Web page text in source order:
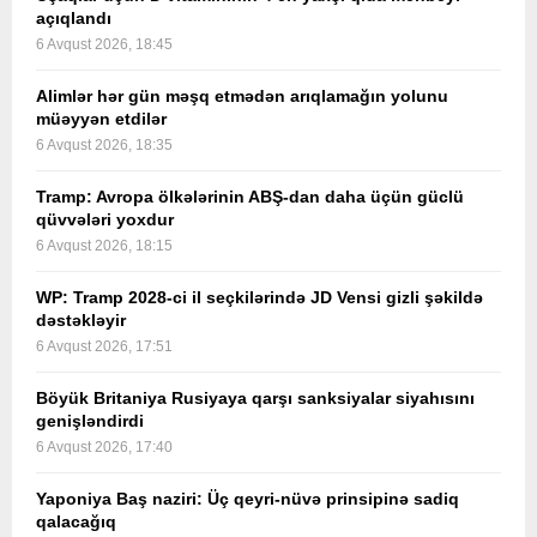
açıqlandı
6 Avqust 2026, 18:45
Alimlər hər gün məşq etmədən arıqlamağın yolunu
müəyyən etdilər
6 Avqust 2026, 18:35
Tramp: Avropa ölkələrinin ABŞ-dan daha üçün güclü
qüvvələri yoxdur
6 Avqust 2026, 18:15
WP: Tramp 2028-ci il seçkilərində JD Vensi gizli şəkildə
dəstəkləyir
6 Avqust 2026, 17:51
Böyük Britaniya Rusiyaya qarşı sanksiyalar siyahısını
genişləndirdi
6 Avqust 2026, 17:40
Yaponiya Baş naziri: Üç qeyri-nüvə prinsipinə sadiq
qalacağıq